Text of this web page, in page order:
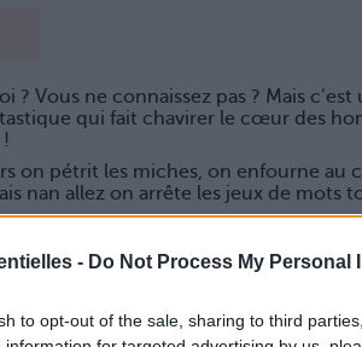
- Do Not Process My Personal
to opt-out of the sale, sharing to third
? Vous ne connaissez pas ? Mais
qui fait chavirer le cœur des
on pétrit les miches, on enfourne au
nan allez on arrête les jeux de mots
!
douceur du levain
plutôt que d’y aller tête baissée !
caresse, ou le malaxe gentiment, on